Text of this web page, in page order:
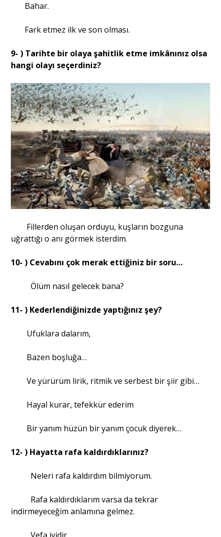
Bahar.
Fark etmez ilk ve son olması.
9- ) Tarihte bir olaya şahitlik etme imkânınız olsa
hangi olayı seçerdiniz?
Fillerden oluşan orduyu, kuşların bozguna
uğrattığı o anı görmek isterdim.
10- ) Cevabını çok merak ettiğiniz bir soru…
Ölüm nasıl gelecek bana?
11- ) Kederlendiğinizde yaptığınız şey?
Ufuklara dalarım,
Bazen boşluğa…
Ve yürürüm lirik, ritmik ve serbest bir şiir gibi…
Hayal kurar, tefekkür ederim
Bir yanım hüzün bir yanım çocuk diyerek…
12- ) Hayatta rafa kaldırdıklarınız?
Neleri rafa kaldırdım bilmiyorum.
Rafa kaldırdıklarım varsa da tekrar
indirmeyeceğim anlamına gelmez.